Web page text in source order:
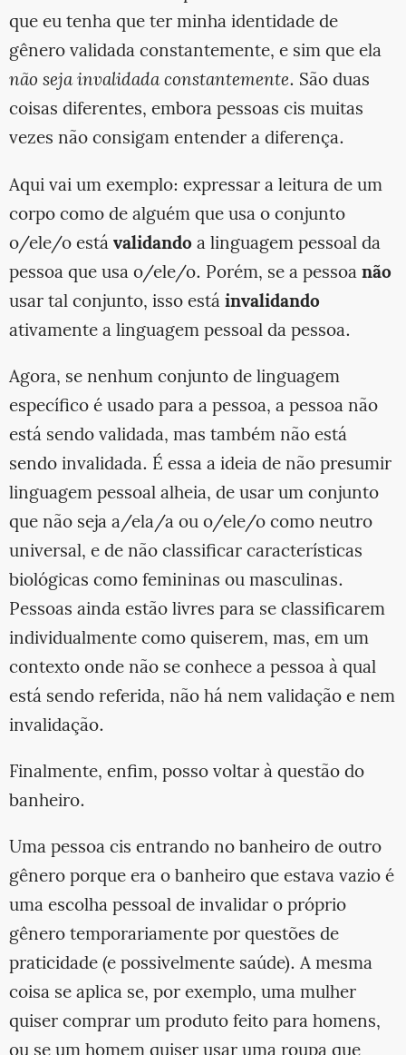
que eu tenha que ter minha identidade de
gênero validada constantemente, e sim que ela
não seja invalidada constantemente. São duas
coisas diferentes, embora pessoas cis muitas
vezes não consigam entender a diferença.
Aqui vai um exemplo: expressar a leitura de um
corpo como de alguém que usa o conjunto
o/ele/o estávalidandoa linguagem pessoal da
pessoa que usa o/ele/o. Porém, se a pessoanão
usar tal conjunto, isso estáinvalidando
ativamente a linguagem pessoal da pessoa.
Agora, se nenhum conjunto de linguagem
específico é usado para a pessoa, a pessoa não
está sendo validada, mas também não está
sendo invalidada. É essa a ideia de não presumir
linguagem pessoal alheia, de usar um conjunto
que não seja a/ela/a ou o/ele/o como neutro
universal, e de não classificar características
biológicas como femininas ou masculinas.
Pessoas ainda estão livres para se classificarem
individualmente como quiserem, mas, em um
contexto onde não se conhece a pessoa à qual
está sendo referida, não há nem validação e nem
invalidação.
Finalmente, enfim, posso voltar à questão do
banheiro.
Uma pessoa cis entrando no banheiro de outro
gênero porque era o banheiro que estava vazio é
uma escolha pessoal de invalidar o próprio
gênero temporariamente por questões de
praticidade (e possivelmente saúde). A mesma
coisa se aplica se, por exemplo, uma mulher
quiser comprar um produto feito para homens,